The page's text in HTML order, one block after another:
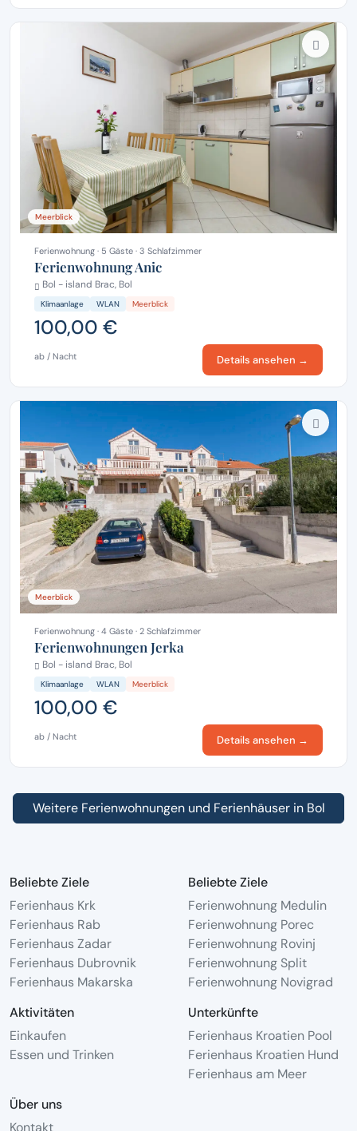
Meerblick
Ferienwohnung · 5 Gäste · 3 Schlafzimmer
Ferienwohnung Anic
Bol - island Brac, Bol
Klimaanlage WLAN Meerblick
100,00 €
ab / Nacht Details ansehen →
Meerblick
Ferienwohnung · 4 Gäste · 2 Schlafzimmer
Ferienwohnungen Jerka
Bol - island Brac, Bol
Klimaanlage WLAN Meerblick
100,00 €
ab / Nacht Details ansehen →
Weitere Ferienwohnungen und Ferienhäuser in Bol
Beliebte Ziele
Ferienhaus Krk
Ferienhaus Rab
Ferienhaus Zadar
Ferienhaus Dubrovnik
Ferienhaus Makarska
Beliebte Ziele
Ferienwohnung Medulin
Ferienwohnung Porec
Ferienwohnung Rovinj
Ferienwohnung Split
Ferienwohnung Novigrad
Aktivitäten
Einkaufen
Essen und Trinken
Unterkünfte
Ferienhaus Kroatien Pool
Ferienhaus Kroatien Hund
Ferienhaus am Meer
Über uns
Kontakt